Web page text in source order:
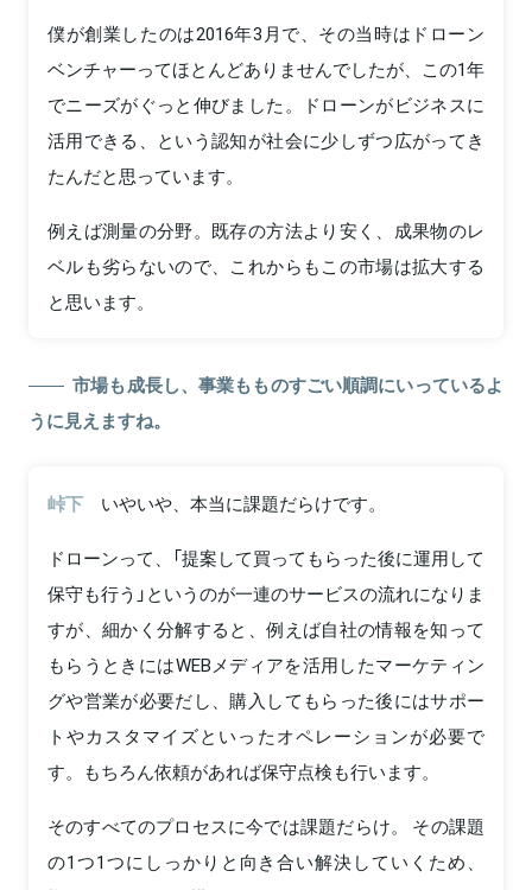
僕が創業したのは2016年3月で、その当時はドローン
ベンチャーってほとんどありませんでしたが、この1年
でニーズがぐっと伸びました。ドローンがビジネスに
活用できる、という認知が社会に少しずつ広がってき
たんだと思っています。
例えば測量の分野。既存の方法より安く、成果物のレ
ベルも劣らないので、これからもこの市場は拡大する
と思います。
市場も成長し、事業もものすごい順調にいっているよ
うに見えますね。
峠下 いやいや、本当に課題だらけです。
ドローンって、「提案して買ってもらった後に運用して
保守も行う」というのが一連のサービスの流れになりま
すが、細かく分解すると、例えば自社の情報を知って
もらうときにはWEBメディアを活用したマーケティン
グや営業が必要だし、購入してもらった後にはサポー
トやカスタマイズといったオペレーションが必要で
す。もちろん依頼があれば保守点検も行います。
そのすべてのプロセスに今では課題だらけ。 その課題
の1つ1つにしっかりと向き合い解決していくため、